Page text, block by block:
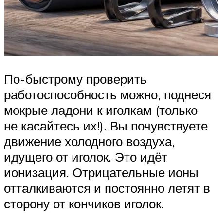
По-быстрому проверить
работоспособность можно, поднеся
мокрые ладони к иголкам (только
не касайтесь их!). Вы почувствуете
движение холодного воздуха,
идущего от иголок. Это идёт
ионизация. Отрицательные ионы
отталкиваются и постоянно летят в
сторону от кончиков иголок.